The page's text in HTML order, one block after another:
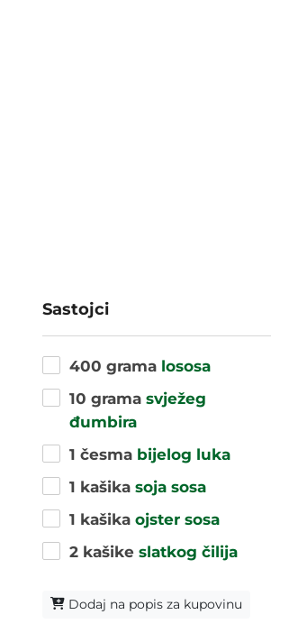
Sastojci
400 grama lososa
10 grama svježeg
đumbira
1 česma bijelog luka
1 kašika soja sosa
1 kašika ojster sosa
2 kašike slatkog čilija
Dodaj na popis za kupovinu